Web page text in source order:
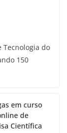
Tecnologia do
150
em curso
de
Científica